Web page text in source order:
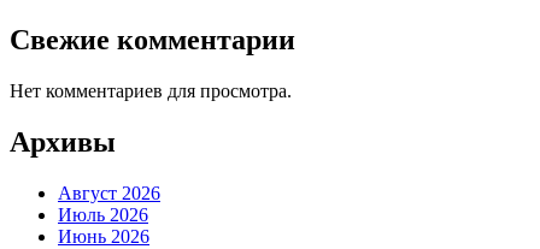
Свежие комментарии
Нет комментариев для просмотра.
Архивы
Август 2026
Июль 2026
Июнь 2026